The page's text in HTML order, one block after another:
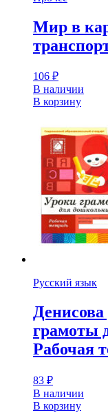
Мир в
106 ₽
В наличии
В корзину
Русский язык
грамоты
Рабочая
83 ₽
В наличии
В корзину